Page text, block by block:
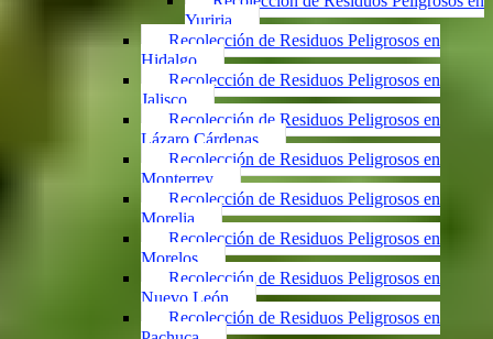
Yuriria
Recolección de Residuos Peligrosos en
Hidalgo
Recolección de Residuos Peligrosos en
Jalisco
Recolección de Residuos Peligrosos en
Lázaro Cárdenas
Recolección de Residuos Peligrosos en
Monterrey
Recolección de Residuos Peligrosos en
Morelia
Recolección de Residuos Peligrosos en
Morelos
Recolección de Residuos Peligrosos en
Nuevo León
Recolección de Residuos Peligrosos en